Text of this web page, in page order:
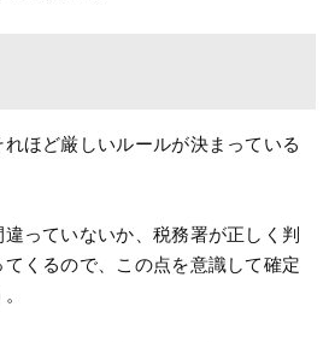
ほど厳しいルールが決まっている
っていないか、税務署が正しく判
くるので、この点を意識して確定